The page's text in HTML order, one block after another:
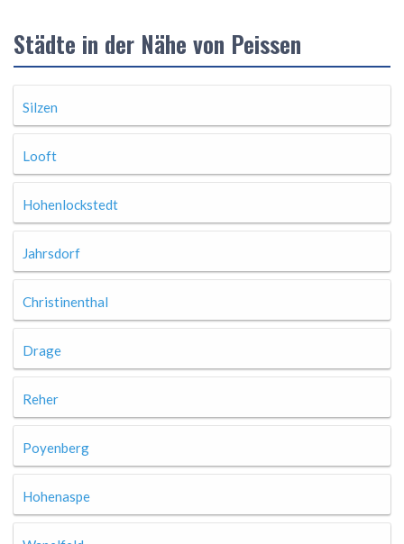
Städte in der Nähe von Peissen
Silzen
Looft
Hohenlockstedt
Jahrsdorf
Christinenthal
Drage
Reher
Poyenberg
Hohenaspe